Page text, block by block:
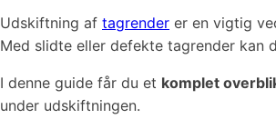
Udskiftning af tagrender er en vigtig
Med slidte eller defekte tagrender kan
I denne guide får du et komplet
under udskiftningen.